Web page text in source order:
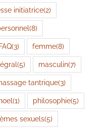
initiatrice(2)
(8)
(3) femme(8)
(5) masculin(7)
tantrique(3)
(1) philosophie(5)
sexuels(5)